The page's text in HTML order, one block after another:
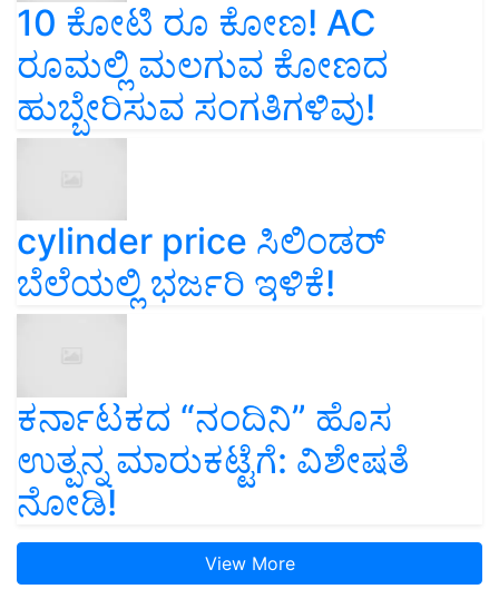
10 ಕೋಟಿ ರೂ ಕೋಣ! AC
ರೂಮಲ್ಲಿ ಮಲಗುವ ಕೋಣದ
ಹುಬ್ಬೇರಿಸುವ ಸಂಗತಿಗಳಿವು!
cylinder price ಸಿಲಿಂಡರ್‌
ಬೆಲೆಯಲ್ಲಿ ಭರ್ಜರಿ ಇಳಿಕೆ!
ಕರ್ನಾಟಕದ “ನಂದಿನಿ” ಹೊಸ
ಉತ್ಪನ್ನ ಮಾರುಕಟ್ಟೆಗೆ: ವಿಶೇಷತೆ
ನೋಡಿ!
View More